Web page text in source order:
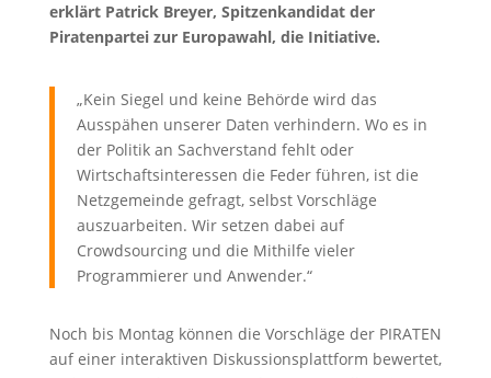
erklärt Patrick Breyer, Spitzenkandidat der
Piratenpartei zur Europawahl, die Initiative.
„Kein Siegel und keine Behörde wird das
Ausspähen unserer Daten verhindern. Wo es in
der Politik an Sachverstand fehlt oder
Wirtschaftsinteressen die Feder führen, ist die
Netzgemeinde gefragt, selbst Vorschläge
auszuarbeiten. Wir setzen dabei auf
Crowdsourcing und die Mithilfe vieler
Programmierer und Anwender.“
Noch bis Montag können die Vorschläge der PIRATEN
auf einer interaktiven Diskussionsplattform bewertet,